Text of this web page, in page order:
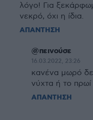
λόγο! Για
νεκρό, όχι η ίδια.
ΑΠΑΝΤΗΣΗ
@πεινούσε
16.03.2022, 23:26
κανένα μωρό
νύχτα ή το
ΑΠΑΝΤΗΣΗ